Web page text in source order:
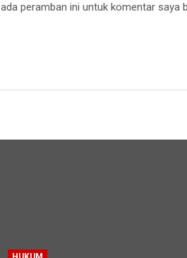
peramban ini untuk komentar saya